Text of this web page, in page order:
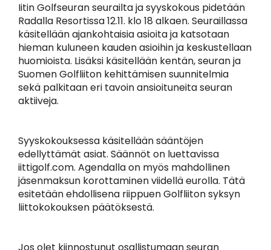
Iitin Golfseuran seurailta ja syyskokous pidetään
Radalla Resortissa 12.11. klo 18 alkaen. Seuraillassa
käsitellään ajankohtaisia asioita ja katsotaan
hieman kuluneen kauden asioihin ja keskustellaan
huomioista. Lisäksi käsitellään kentän, seuran ja
Suomen Golfliiton kehittämisen suunnitelmia
sekä palkitaan eri tavoin ansioituneita seuran
aktiiveja.
Syyskokouksessa käsitellään sääntöjen
edellyttämät asiat. Säännöt on luettavissa
iittigolf.com. Agendalla on myös mahdollinen
jäsenmaksun korottaminen viidellä eurolla. Tätä
esitetään ehdollisena riippuen Golfliiton syksyn
liittokokouksen päätöksestä.